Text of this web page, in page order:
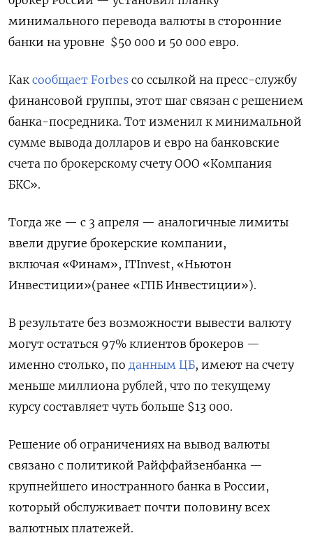
минимального перевода валюты в сторонние
банки на уровне $50 000 и 50 000 евро.
Как сообщает Forbes со ссылкой на пресс-службу
финансовой группы, этот шаг связан с решением
банка-посредника. Тот изменил к минимальной
сумме вывода долларов и евро на банковские
счета по брокерскому счету ООО «Компания
БКС».
Тогда же — с 3 апреля — аналогичные лимиты
ввели другие брокерские компании,
включая «Финам», ITInvest, «Ньютон
Инвестиции»(ранее «ГПБ Инвестиции»).
В результате без возможности вывести валюту
могут остаться 97% клиентов брокеров —
именно столько, по данным ЦБ, имеют на счету
меньше миллиона рублей, что по текущему
курсу составляет чуть больше $13 000.
Решение об ограничениях на вывод валюты
связано с политикой Райффайзенбанка —
крупнейшего иностранного банка в России,
который обслуживает почти половину всех
валютных платежей.